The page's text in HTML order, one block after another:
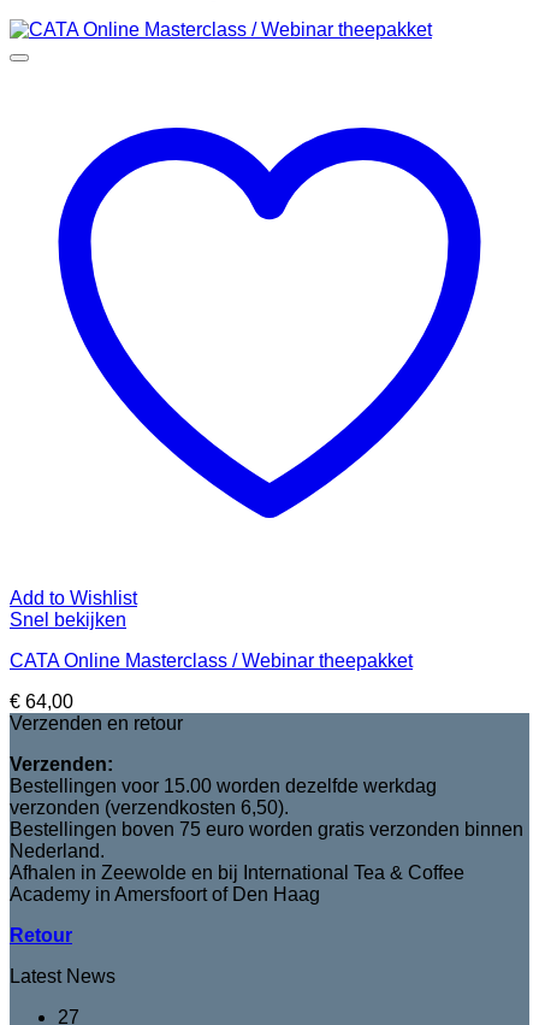
Add to Wishlist
Snel bekijken
CATA Online Masterclass / Webinar theepakket
€ 64,00
Verzenden en retour
Verzenden:
Bestellingen voor 15.00 worden dezelfde werkdag
verzonden (verzendkosten 6,50).
Bestellingen boven 75 euro worden gratis verzonden binnen
Nederland.
Afhalen in Zeewolde en bij International Tea & Coffee
Academy in Amersfoort of Den Haag
Retour
Latest News
27